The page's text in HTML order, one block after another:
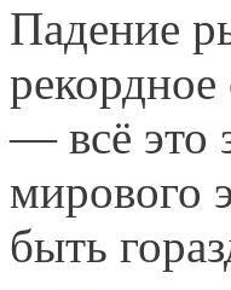
Падение
— всё это
мирового
быть